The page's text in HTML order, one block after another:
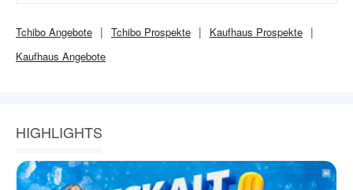
Tchibo Angebote Tchibo Prospekte Kaufhaus Prospekte
Kaufhaus Angebote
HIGHLIGHTS